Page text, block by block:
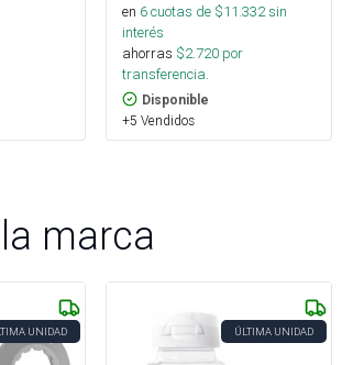
en 6cuotas de $11.332sin
interés
ahorras $2.720 por
transferencia.
Disponible
+5 Vendidos
marca
UNIDAD ÚLTIMA UNIDAD